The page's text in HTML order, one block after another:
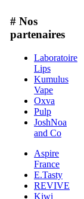
# Nos
partenaires
Laboratoire
Lips
Kumulus
Vape
Oxva
Pulp
JoshNoa
and Co
Aspire
France
E.Tasty
REVIVE
Kiwi